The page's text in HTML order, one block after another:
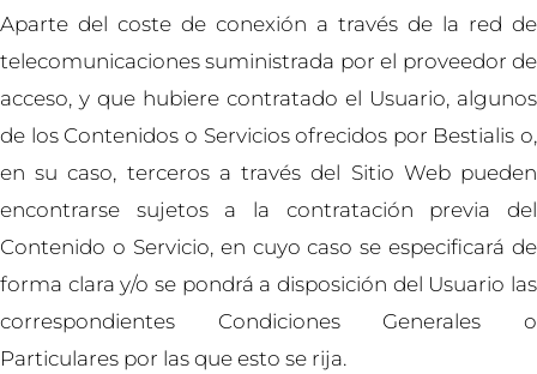
Aparte del coste de conexión a través de la red de
telecomunicaciones suministrada por el proveedor de
acceso, y que hubiere contratado el Usuario, algunos
de los Contenidos o Servicios ofrecidos por Bestialis o,
en su caso, terceros a través del Sitio Web pueden
encontrarse sujetos a la contratación previa del
Contenido o Servicio, en cuyo caso se especificará de
forma clara y/o se pondrá a disposición del Usuario las
correspondientes Condiciones Generales o
Particulares por las que esto se rija.